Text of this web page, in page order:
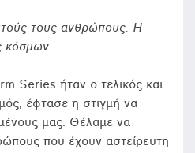
τους ανθρώπους. Η
κόσμων.
Series ήταν ο τελικός και
έφτασε η στιγμή να
μας. Θέλαμε να
που έχουν αστείρευτη